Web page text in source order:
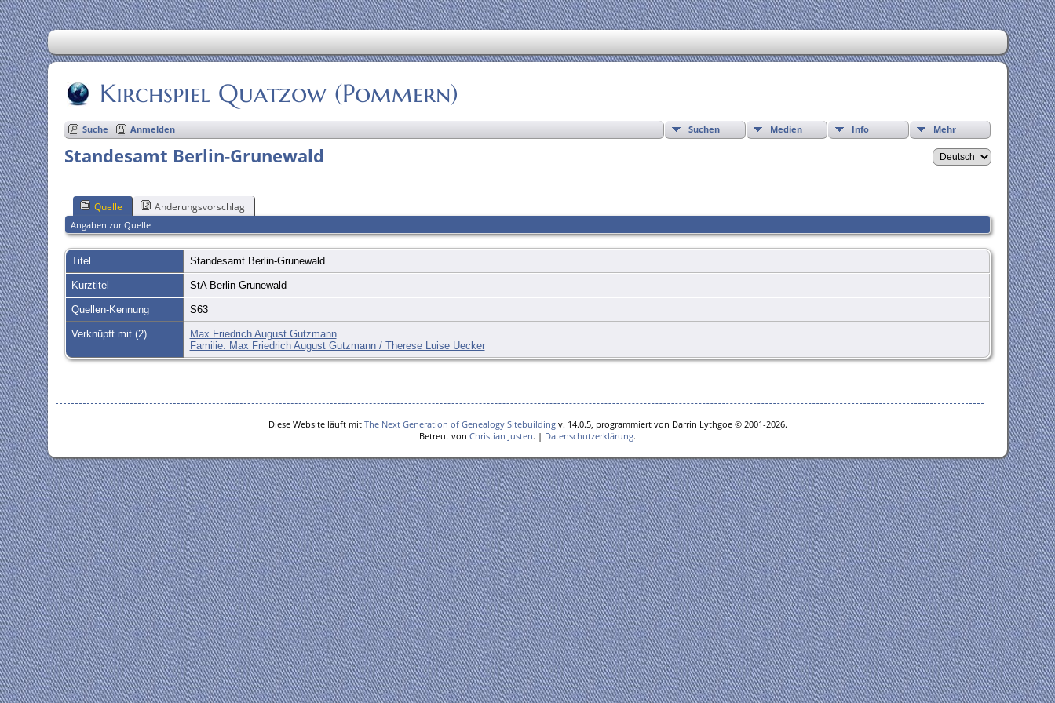
Kirchspiel Quatzow (Pommern)
Suchen Medien Info Mehr
Suche Anmelden
Standesamt Berlin-Grunewald
Quelle Änderungsvorschlag
Angaben zur Quelle
Titel Standesamt Berlin-Grunewald
Kurztitel StA Berlin-Grunewald
Quellen-Kennung S63
Verknüpft mit (2)
Max Friedrich August Gutzmann
Familie: Max Friedrich August Gutzmann / Therese Luise Uecker
Diese Website läuft mit The Next Generation of Genealogy Sitebuildingv. 14.0.5, programmiert von Darrin Lythgoe © 2001-2026.
Betreut von Christian Justen. | Datenschutzerklärung.